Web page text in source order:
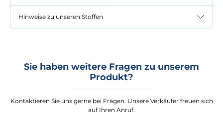
Hinweise zu unseren Stoffen
Sie haben weitere Fragen zu unserem
Produkt?
Kontaktieren Sie uns gerne bei Fragen. Unsere Verkäufer freuen sich
auf Ihren Anruf.